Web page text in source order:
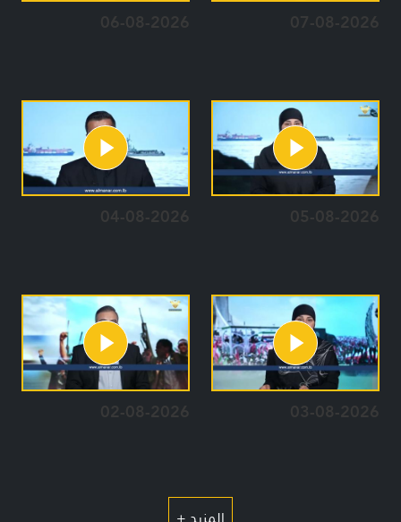
07-08-2026
06-08-2026
05-08-2026
04-08-2026
03-08-2026
02-08-2026